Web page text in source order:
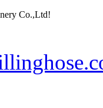
Co.,Ltd!